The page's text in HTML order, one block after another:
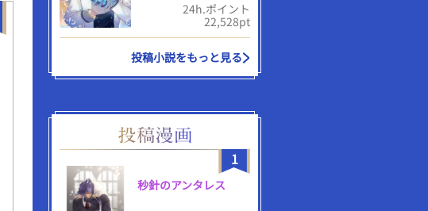
24h.ポイント
22,528pt
投稿小説をもっと見る
1
秒針のアンタレス